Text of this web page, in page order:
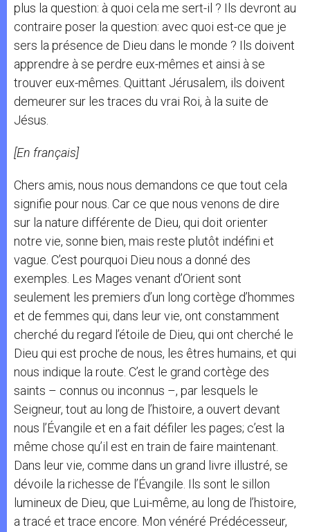
plus la question: à quoi cela me sert-il ? Ils devront au
contraire poser la question: avec quoi est-ce que je
sers la présence de Dieu dans le monde ? Ils doivent
apprendre à se perdre eux-mêmes et ainsi à se
trouver eux-mêmes. Quittant Jérusalem, ils doivent
demeurer sur les traces du vrai Roi, à la suite de
Jésus.
[En français]
Chers amis, nous nous demandons ce que tout cela
signifie pour nous. Car ce que nous venons de dire
sur la nature différente de Dieu, qui doit orienter
notre vie, sonne bien, mais reste plutôt indéfini et
vague. C’est pourquoi Dieu nous a donné des
exemples. Les Mages venant d’Orient sont
seulement les premiers d’un long cortège d’hommes
et de femmes qui, dans leur vie, ont constamment
cherché du regard l’étoile de Dieu, qui ont cherché le
Dieu qui est proche de nous, les êtres humains, et qui
nous indique la route. C’est le grand cortège des
saints – connus ou inconnus –, par lesquels le
Seigneur, tout au long de l’histoire, a ouvert devant
nous l’Évangile et en a fait défiler les pages; c’est la
même chose qu’il est en train de faire maintenant.
Dans leur vie, comme dans un grand livre illustré, se
dévoile la richesse de l’Évangile. Ils sont le sillon
lumineux de Dieu, que Lui-même, au long de l’histoire,
a tracé et trace encore. Mon vénéré Prédécesseur,